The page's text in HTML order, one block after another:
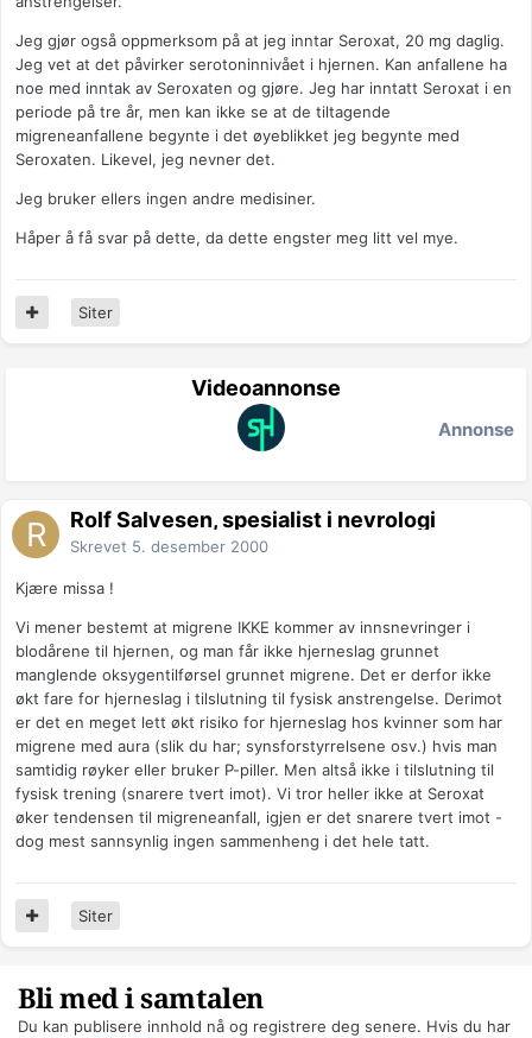
Jeg gjør også oppmerksom på at jeg inntar Seroxat, 20 mg daglig.
Jeg vet at det påvirker serotoninnivået i hjernen. Kan anfallene ha
noe med inntak av Seroxaten og gjøre. Jeg har inntatt Seroxat i en
periode på tre år, men kan ikke se at de tiltagende
migreneanfallene begynte i det øyeblikket jeg begynte med
Seroxaten. Likevel, jeg nevner det.
Jeg bruker ellers ingen andre medisiner.
Håper å få svar på dette, da dette engster meg litt vel mye.
Siter
Videoannonse
Annonse
Rolf Salvesen, spesialist i nevrologi
Skrevet 5. desember 2000
Kjære missa !
Vi mener bestemt at migrene IKKE kommer av innsnevringer i
blodårene til hjernen, og man får ikke hjerneslag grunnet
manglende oksygentilførsel grunnet migrene. Det er derfor ikke
økt fare for hjerneslag i tilslutning til fysisk anstrengelse. Derimot
er det en meget lett økt risiko for hjerneslag hos kvinner som har
migrene med aura (slik du har; synsforstyrrelsene osv.) hvis man
samtidig røyker eller bruker P-piller. Men altså ikke i tilslutning til
fysisk trening (snarere tvert imot). Vi tror heller ikke at Seroxat
øker tendensen til migreneanfall, igjen er det snarere tvert imot -
dog mest sannsynlig ingen sammenheng i det hele tatt.
Siter
Bli med i samtalen
Du kan publisere innhold nå og registrere deg senere. Hvis du har